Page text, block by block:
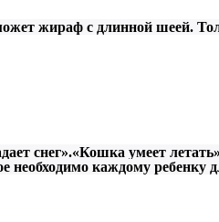
жираф с длинной шеей.
снег».«Кошка умеет
необходимо каждому ребенку